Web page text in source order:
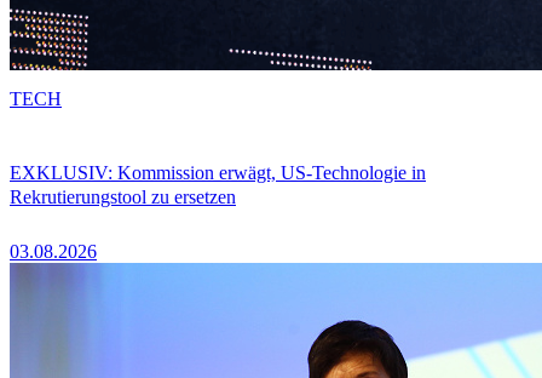
EXKLUSIV: Kommission erwägt, US-Technologie in
Rekrutierungstool zu ersetzen
03.08.2026
TECH